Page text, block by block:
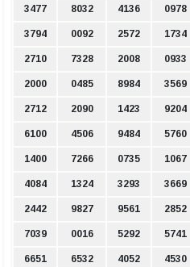
3477 8032 4136 0978
3794 0092 2572 1734
2710 7328 2008 0933
2000 0485 8984 3569
2712 2090 1423 9204
6100 4506 9484 5760
1400 7266 0735 1067
4084 1324 3293 3669
2442 9827 9561 2852
7039 0016 5292 5741
6651 6532 4052 4530